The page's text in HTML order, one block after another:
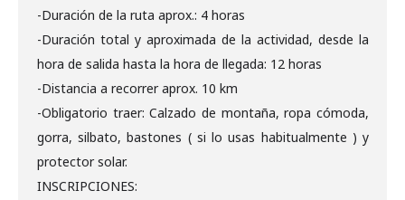
-Duración de la ruta aprox.: 4 horas
-Duración total y aproximada de la actividad, desde la
hora de salida hasta la hora de llegada: 12 horas
-Distancia a recorrer aprox. 10 km
-Obligatorio traer: Calzado de montaña, ropa cómoda,
gorra, silbato, bastones ( si lo usas habitualmente ) y
protector solar.
INSCRIPCIONES: